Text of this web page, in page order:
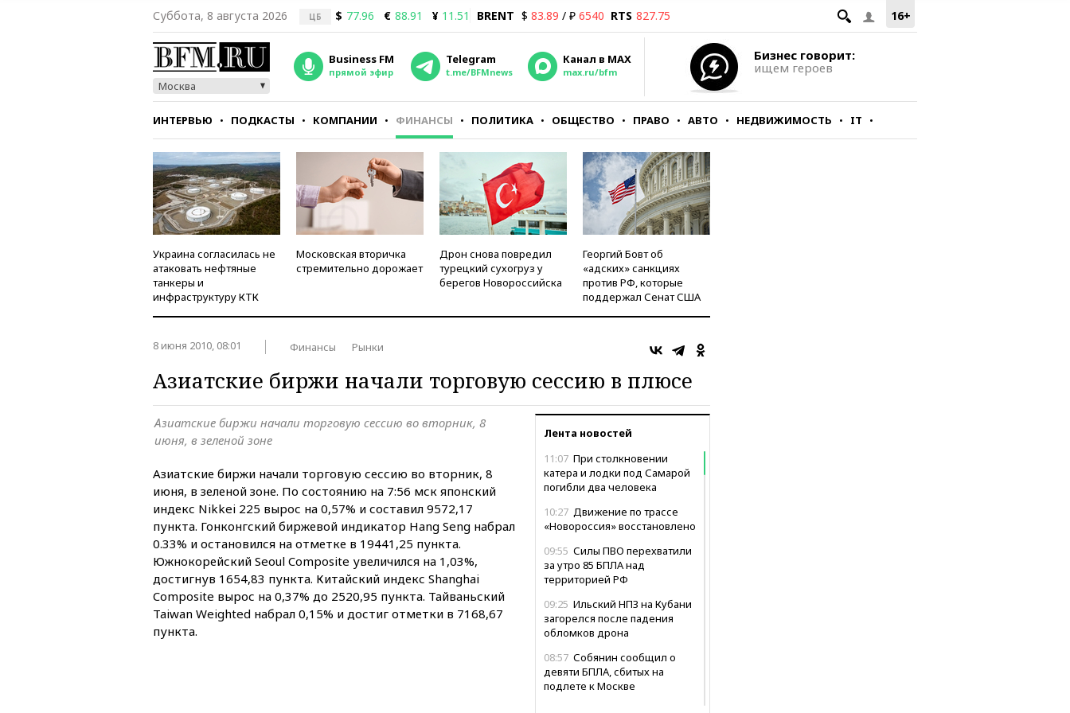
16+
Суббота, 8 августа 2026 ЦБ $ 77.96 € 88.91 ¥ 11.51 BRENT $ 83.89 / ₽ 6540 RTS 827.75
Москва
Business FM
прямой эфир
Telegram
t.me/BFMnews
Канал в MAX
max.ru/bfm
Бизнес говорит:
ищем героев
ИНТЕРВЬЮ ПОДКАСТЫ КОМПАНИИ ФИНАНСЫ ПОЛИТИКА ОБЩЕСТВО ПРАВО АВТО НЕДВИЖИМОСТЬ IT
СТИЛЬ ТЕСТЫ
Украина согласилась не
атаковать нефтяные
танкеры и
инфраструктуру КТК
Московская вторичка
стремительно дорожает
Дрон снова повредил
турецкий сухогруз у
берегов Новороссийска
Георгий Бовт об
«адских» санкциях
против РФ, которые
поддержал Сенат США
8 июня 2010, 08:01 Финансы Рынки
Азиатские биржи начали торговую сессию в плюсе
Лента новостей
11:07 При столкновении
катера и лодки под Самарой
погибли два человека
10:27 Движение по трассе
«Новороссия» восстановлено
09:55 Силы ПВО перехватили
за утро 85 БПЛА над
территорией РФ
09:25 Ильский НПЗ на Кубани
загорелся после падения
обломков дрона
08:57 Собянин сообщил о
девяти БПЛА, сбитых на
подлете к Москве
Азиатские биржи начали торговую сессию во вторник, 8
июня, в зеленой зоне
Азиатские биржи начали торговую сессию во вторник, 8
июня, в зеленой зоне. По состоянию на 7:56 мск японский
индекс Nikkei 225 вырос на 0,57% и составил 9572,17
пункта. Гонконгский биржевой индикатор Hang Seng набрал
0.33% и остановился на отметке в 19441,25 пункта.
Южнокорейский Seoul Composite увеличился на 1,03%,
достигнув 1654,83 пункта. Китайский индекс Shanghai
Composite вырос на 0,37% до 2520,95 пункта. Тайваньский
Taiwan Weighted набрал 0,15% и достиг отметки в 7168,67
пункта.